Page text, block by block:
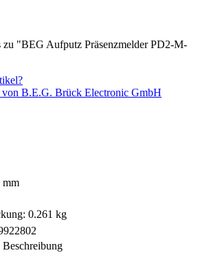
zu "BEG Aufputz Präsenzmelder PD2-M-
B.E.G. Brück Electronic GmbH
mm
0.261 kg
Beschreibung